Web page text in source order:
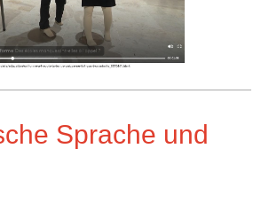
Sprache und